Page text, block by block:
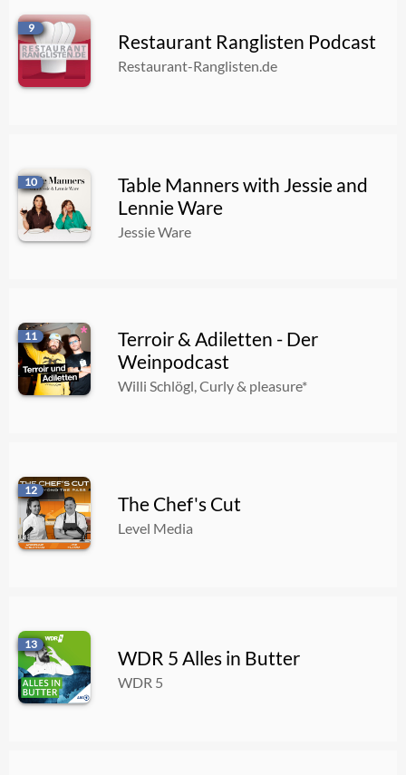
9
Restaurant Ranglisten Podcast
Restaurant-Ranglisten.de
10
Table Manners with Jessie and
Lennie Ware
Jessie Ware
11
Terroir & Adiletten - Der
Weinpodcast
Willi Schlögl, Curly & pleasure*
12
The Chef's Cut
Level Media
13
WDR 5 Alles in Butter
WDR 5